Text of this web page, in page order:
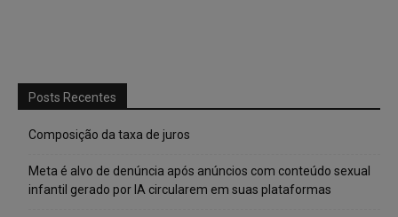
Posts Recentes
Composição da taxa de juros
Meta é alvo de denúncia após anúncios com conteúdo sexual
infantil gerado por IA circularem em suas plataformas